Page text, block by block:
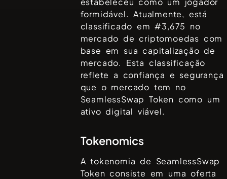
formidável. Atualmente, está
classificado em #3,675 no
mercado de criptomoedas com
base em sua capitalização de
mercado. Esta classificação
reflete a confiança e segurança
que o mercado tem no
SeamlessSwap Token como um
ativo digital viável.
Tokenomics
A tokenomia de SeamlessSwap
Token consiste em uma oferta